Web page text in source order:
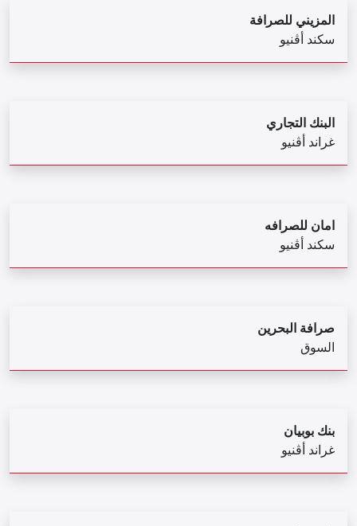
المزيني للصرافة
سكند أڤنيو
البنك التجاري
غراند أڤنيو
امان للصرافه
سكند أڤنيو
صرافة البحرين
السوق
بنك بوبيان
غراند أڤنيو